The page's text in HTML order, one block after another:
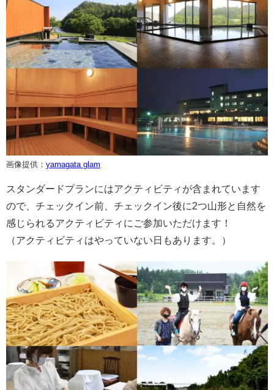
画像提供： yamagata glam
スタンダードプランにはアクティビティが含まれています
ので、チェックイン前、チェックイン後に2つ山形と自然を
感じられるアクティビティにご参加いただけます！
（アクティビティはやっていない日もあります。）